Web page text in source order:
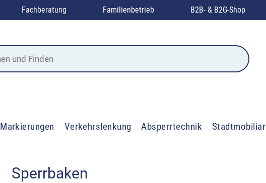
Fachberatung Familienbetrieb B2B- & B2G-Shop
Markierungen Verkehrslenkung Absperrtechnik Stadtmobiliar
Sperrbaken